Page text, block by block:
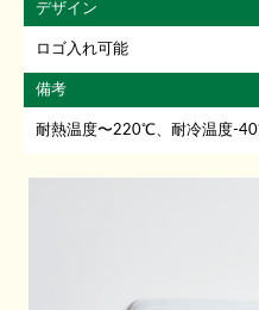
デザイン
ロゴ入れ可能
備考
耐熱温度〜220℃、耐冷温度-